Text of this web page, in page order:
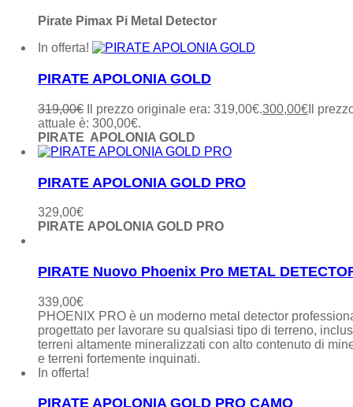
Pirate Pimax Pi Metal Detector
In offerta!
PIRATE APOLONIA GOLD
319,00€ Il prezzo originale era: 319,00€.300,00€ Il
attuale è: 300,00€.
PIRATE APOLONIA GOLD
PIRATE APOLONIA GOLD PRO
329,00€
PIRATE APOLONIA GOLD PRO
PIRATE Nuovo Phoenix Pro METAL
339,00€
PHOENIX PRO è un moderno metal detector
progettato per lavorare su qualsiasi tipo di terreno,
terreni altamente mineralizzati con alto contenuto di
e terreni fortemente inquinati.
In offerta!
PIRATE APOLONIA GOLD PRO CAMO